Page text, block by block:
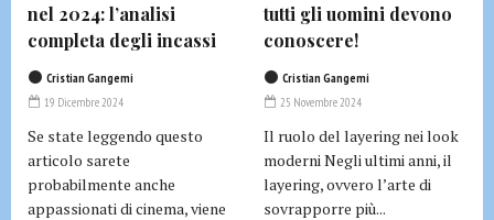
nel 2024: l’analisi
completa degli incassi
Cristian Gangemi
19 Dicembre 2024
Se state leggendo questo
articolo sarete
probabilmente anche
appassionati di cinema, viene
tutti gli uomini devono
conoscere!
Cristian Gangemi
25 Novembre 2024
Il ruolo del layering nei look
moderni Negli ultimi anni, il
layering, ovvero l’arte di
sovrapporre più...